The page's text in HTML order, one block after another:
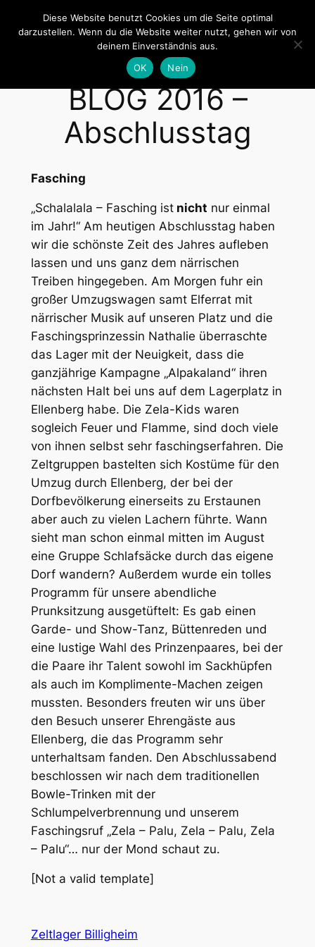
Inhalt
Zeltlager Billigheim
BLOG 2016 –
Abschlusstag
Fasching
„Schalalala – Fasching istnicht nur einmal
im Jahr!“ Am heutigen Abschlusstag haben
wir die schönste Zeit des Jahres aufleben
lassen und uns ganz dem närrischen
Treiben hingegeben. Am Morgen fuhr ein
großer Umzugswagen samt Elferrat mit
närrischer Musik auf unseren Platz und die
Faschingsprinzessin Nathalie überraschte
das Lager mit der Neuigkeit, dass die
ganzjährige Kampagne „Alpakaland“ ihren
nächsten Halt bei uns auf dem Lagerplatz in
Ellenberg habe. Die Zela-Kids waren
sogleich Feuer und Flamme, sind doch viele
von ihnen selbst sehr faschingserfahren. Die
Zeltgruppen bastelten sich Kostüme für den
Umzug durch Ellenberg, der bei der
Dorfbevölkerung einerseits zu Erstaunen
aber auch zu vielen Lachern führte. Wann
sieht man schon einmal mitten im August
eine Gruppe Schlafsäcke durch das eigene
Dorf wandern? Außerdem wurde ein tolles
Programm für unsere abendliche
Prunksitzung ausgetüftelt: Es gab einen
Garde- und Show-Tanz, Büttenreden und
eine lustige Wahl des Prinzenpaares, bei der
die Paare ihr Talent sowohl im Sackhüpfen
als auch im Komplimente-Machen zeigen
mussten. Besonders freuten wir uns über
den Besuch unserer Ehrengäste aus
Ellenberg, die das Programm sehr
unterhaltsam fanden. Den Abschlussabend
beschlossen wir nach dem traditionellen
Bowle-Trinken mit der
Schlumpelverbrennung und unserem
Faschingsruf „Zela – Palu, Zela – Palu, Zela
– Palu“… nur der Mond schaut zu.
[Not a valid template]
Zeltlager Billigheim
Diese Website benutzt Cookies um die Seite optimal
darzustellen. Wenn du die Website weiter nutzt, gehen wir von
deinem Einverständnis aus.
OK
Nein